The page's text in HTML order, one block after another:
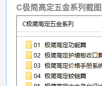
C极简高定五金系列截图